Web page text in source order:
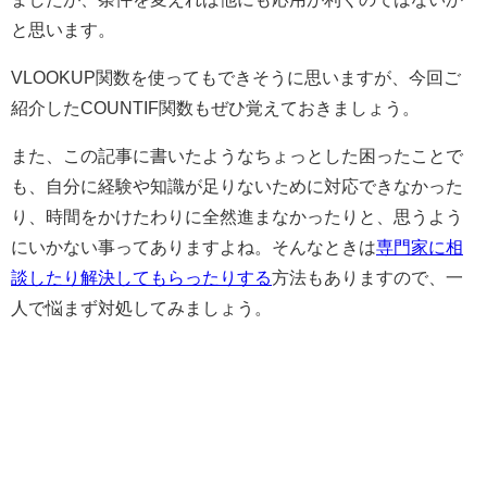
と思います。
VLOOKUP関数を使ってもできそうに思いますが、今回ご
紹介したCOUNTIF関数もぜひ覚えておきましょう。
また、この記事に書いたようなちょっとした困ったことで
も、自分に経験や知識が足りないために対応できなかった
り、時間をかけたわりに全然進まなかったりと、思うよう
にいかない事ってありますよね。そんなときは専門家に相
談したり解決してもらったりする方法もありますので、一
人で悩まず対処してみましょう。